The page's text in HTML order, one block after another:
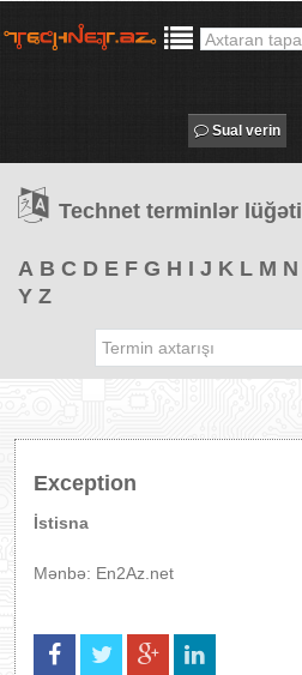
Sual verin
Technet terminlər lüğəti
A B C D E F G H I J K L M N
Y Z
Exception
İstisna
Mənbə: En2Az.net